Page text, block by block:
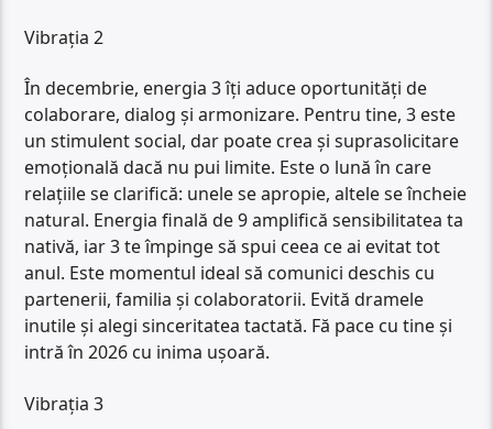
Vibrația 2
În decembrie, energia 3 îți aduce oportunități de
colaborare, dialog și armonizare. Pentru tine, 3 este
un stimulent social, dar poate crea și suprasolicitare
emoțională dacă nu pui limite. Este o lună în care
relațiile se clarifică: unele se apropie, altele se încheie
natural. Energia finală de 9 amplifică sensibilitatea ta
nativă, iar 3 te împinge să spui ceea ce ai evitat tot
anul. Este momentul ideal să comunici deschis cu
partenerii, familia și colaboratorii. Evită dramele
inutile și alegi sinceritatea tactată. Fă pace cu tine și
intră în 2026 cu inima ușoară.
Vibrația 3